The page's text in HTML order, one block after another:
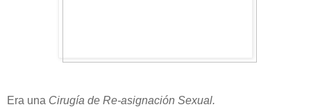
Era una Cirugía de Re-asignación Sexual.